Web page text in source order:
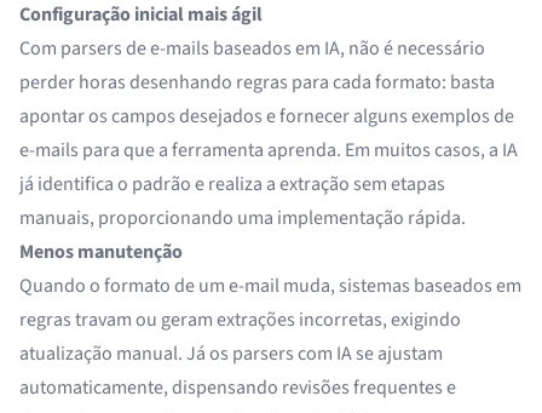
Configuração inicial mais ágil
Com parsers de e-mails baseados em IA, não é necessário
perder horas desenhando regras para cada formato: basta
apontar os campos desejados e fornecer alguns exemplos de
e-mails para que a ferramenta aprenda. Em muitos casos, a IA
já identifica o padrão e realiza a extração sem etapas
manuais, proporcionando uma implementação rápida.
Menos manutenção
Quando o formato de um e-mail muda, sistemas baseados em
regras travam ou geram extrações incorretas, exigindo
atualização manual. Já os parsers com IA se ajustam
automaticamente, dispensando revisões frequentes e